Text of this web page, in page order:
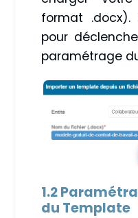
format .docx).
pour
paramétrage
1.2
du Template